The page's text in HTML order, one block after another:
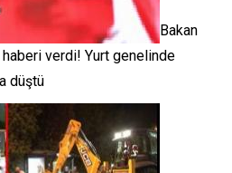
Bakan
haberi verdi! Yurt genelinde
düştü